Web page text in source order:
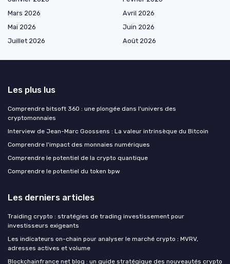
Mars 2026
Avril 2026
Mai 2026
Juin 2026
Juillet 2026
Août 2026
Les plus lus
Comprendre bitsoft 360 : une plongée dans l'univers des
cryptomonnaies
Interview de Jean-Marc Goossens : La valeur intrinsèque du Bitcoin
Comprendre l'impact des monnaies numériques
Comprendre le potentiel de la crypto quantique
Comprendre le potentiel du token bpw
Les derniers articles
Traiding crypto : stratégies de trading investissement pour
investisseurs exigeants
Les indicateurs on-chain pour analyser le marché crypto : MVRV,
adresses actives et volume
Blockchainfrance net blog : un guide stratégique des nouveautés crypto